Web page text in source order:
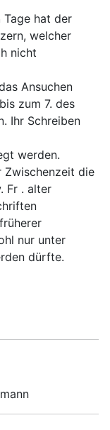
hat der
welcher
nicht
Ansuchen
zum 7. des
Ihr Schreiben
werden.
Zwischenzeit die
Fr . alter
nur unter
dürfte.